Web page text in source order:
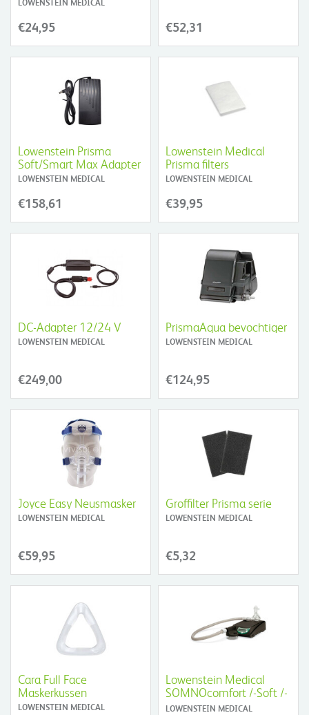
€24,95 €52,31
Lowenstein Prisma
Soft/Smart Max Adapter
LOWENSTEIN MEDICAL
€158,61
Lowenstein Medical
Prisma filters
LOWENSTEIN MEDICAL
€39,95
DC-Adapter 12/24 V
LOWENSTEIN MEDICAL
€249,00
PrismaAqua bevochtiger
LOWENSTEIN MEDICAL
€124,95
Joyce Easy Neusmasker
LOWENSTEIN MEDICAL
€59,95
Groffilter Prisma serie
LOWENSTEIN MEDICAL
€5,32
Cara Full Face
Maskerkussen
LOWENSTEIN MEDICAL
Lowenstein Medical
SOMNOcomfort /-Soft /-
Smart 2 /-Vent S Slang
LOWENSTEIN MEDICAL